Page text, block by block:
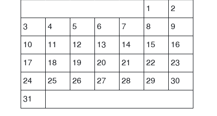
1
2
3
4 5 6 7 8
9
10
11 12 13 14 15
16
17
18 19 20 21 22
23
24
25 26 27 28 29
30
31